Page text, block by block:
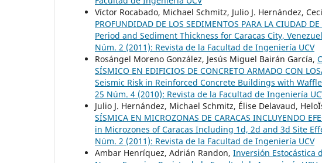
Víctor Rocabado, Michael Schmitz, Julio J. Hernández,
PROFUNDIDAD DE LOS SEDIMENTOS PARA LA CIUDAD
Period and Sediment Thickness for Caracas City,
Núm. 2 (2011): Revista de la Facultad de Ingeniería UCV
Rosángel Moreno González, Jesús Miguel Bairán García,
SÍSMICO EN EDIFICIOS DE CONCRETO ARMADO CON
Seismic Risk in Reinforced Concrete Buildings with
25 Núm. 4 (2010): Revista de la Facultad de Ingeniería
Julio J. Hernández, Michael Schmitz, Élise Delavaud,
SÍSMICA EN MICROZONAS DE CARACAS INCLUYENDO
in Microzones of Caracas Including 1d, 2d and 3d Site
Núm. 2 (2011): Revista de la Facultad de Ingeniería UCV
Ambar Henríquez, Adrián Randon, Inversión Estocástica